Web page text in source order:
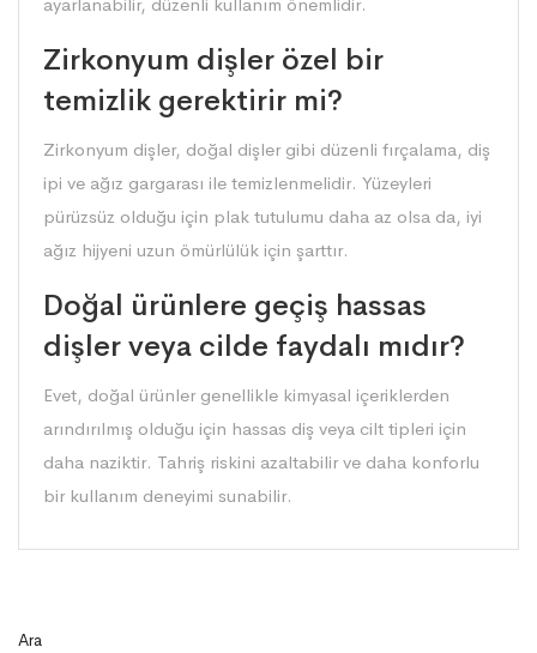
Zirkonyum dişler özel bir
temizlik gerektirir mi?
Zirkonyum dişler, doğal dişler gibi düzenli fırçalama, diş
ipi ve ağız gargarası ile temizlenmelidir. Yüzeyleri
pürüzsüz olduğu için plak tutulumu daha az olsa da, iyi
ağız hijyeni uzun ömürlülük için şarttır.
Doğal ürünlere geçiş hassas
dişler veya cilde faydalı mıdır?
Evet, doğal ürünler genellikle kimyasal içeriklerden
arındırılmış olduğu için hassas diş veya cilt tipleri için
daha naziktir. Tahriş riskini azaltabilir ve daha konforlu
bir kullanım deneyimi sunabilir.
Ara